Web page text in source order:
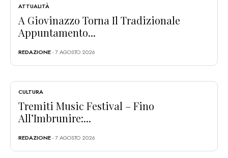
ATTUALITÀ
A Giovinazzo Torna Il Tradizionale
Appuntamento...
REDAZIONE- 7 AGOSTO 2026
CULTURA
Tremiti Music Festival – Fino
All’Imbrunire:...
REDAZIONE- 7 AGOSTO 2026